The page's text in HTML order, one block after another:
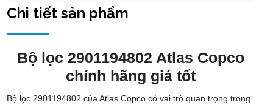
Chi tiết sản phẩm
Bộ lọc 2901194802 Atlas Copco
chính hãng giá tốt
Bộ lọc 2901194802 của Atlas Copco có vai trò quan trọng trong